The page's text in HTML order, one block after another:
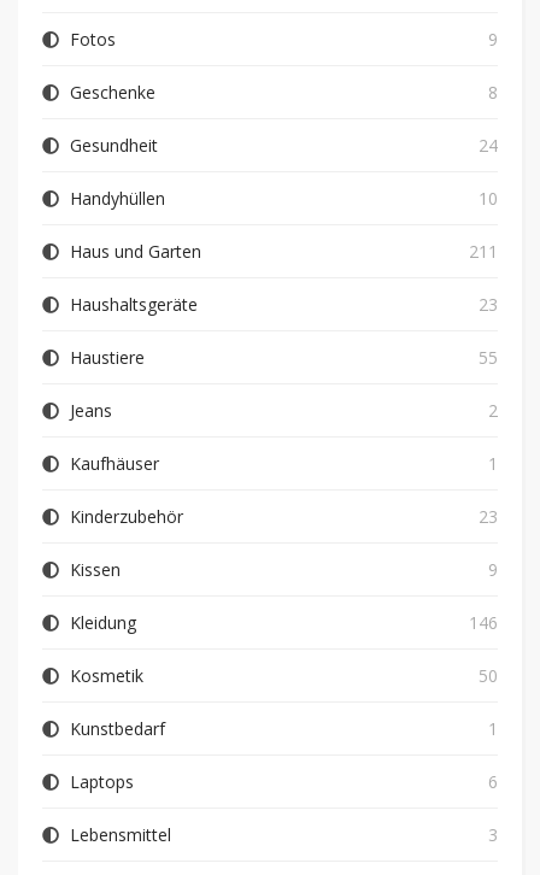
Fotos 9
Geschenke 8
Gesundheit 24
Handyhüllen 10
Haus und Garten 211
Haushaltsgeräte 23
Haustiere 55
Jeans 2
Kaufhäuser 1
Kinderzubehör 23
Kissen 9
Kleidung 146
Kosmetik 50
Kunstbedarf 1
Laptops 6
Lebensmittel 3